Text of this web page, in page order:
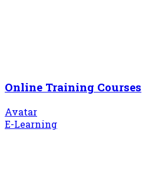
Online Training Courses
Avatar
E-Learning